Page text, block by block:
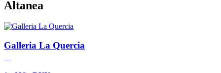
Altanea
Galleria La Quercia